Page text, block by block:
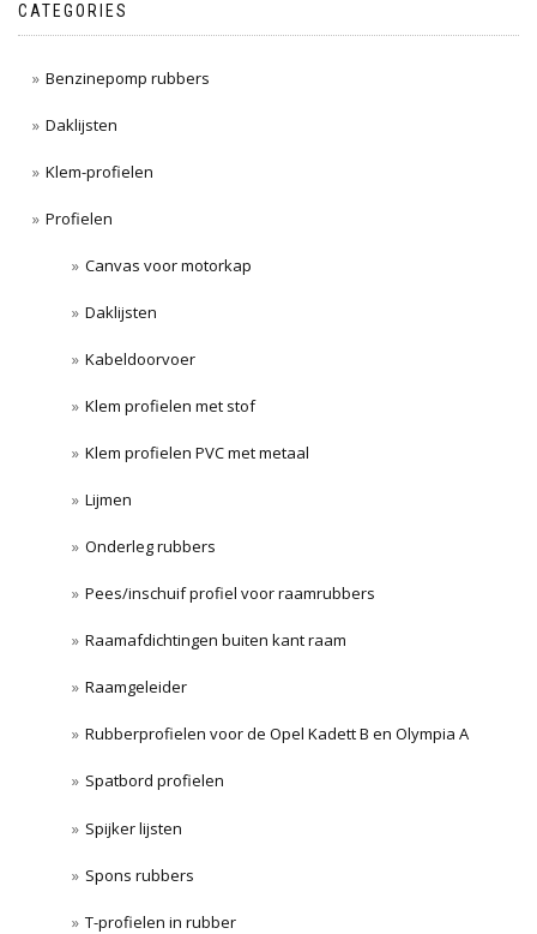
CATEGORIES
Benzinepomp rubbers
Daklijsten
Klem-profielen
Profielen
Canvas voor motorkap
Daklijsten
Kabeldoorvoer
Klem profielen met stof
Klem profielen PVC met metaal
Lijmen
Onderleg rubbers
Pees/inschuif profiel voor raamrubbers
Raamafdichtingen buiten kant raam
Raamgeleider
Rubberprofielen voor de Opel Kadett B en Olympia A
Spatbord profielen
Spijker lijsten
Spons rubbers
T-profielen in rubber